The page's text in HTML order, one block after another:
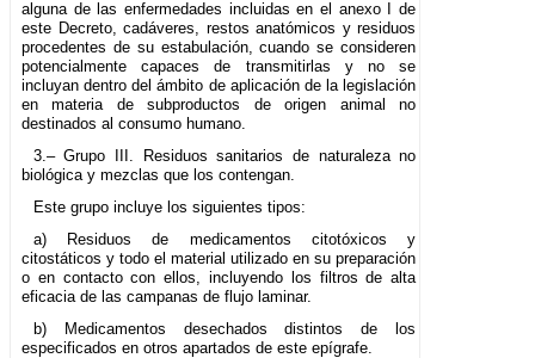
alguna de las enfermedades incluidas en el anexo I de
este Decreto, cadáveres, restos anatómicos y residuos
procedentes de su estabulación, cuando se consideren
potencialmente capaces de transmitirlas y no se
incluyan dentro del ámbito de aplicación de la legislación
en materia de subproductos de origen animal no
destinados al consumo humano.
3.– Grupo III. Residuos sanitarios de naturaleza no
biológica y mezclas que los contengan.
Este grupo incluye los siguientes tipos:
a) Residuos de medicamentos citotóxicos y
citostáticos y todo el material utilizado en su preparación
o en contacto con ellos, incluyendo los filtros de alta
eficacia de las campanas de flujo laminar.
b) Medicamentos desechados distintos de los
especificados en otros apartados de este epígrafe.